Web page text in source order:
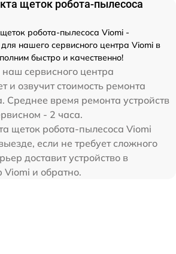
щеток робота-пылесоса
робота-пылесоса Viomi -
нашего сервисного центра Viomi в
быстро и качественно!
сервисного центра
и озвучит стоимость ремонта
Среднее время ремонта устройств
- 2 часа.
щеток робота-пылесоса Viomi
если не требует сложного
доставит устройство в
Viomi и обратно.